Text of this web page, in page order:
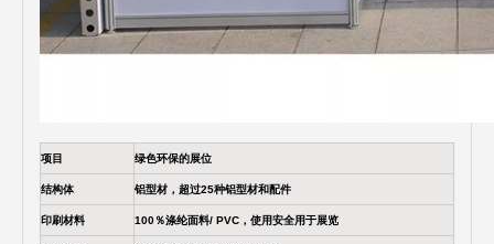
项目 绿色环保的展位
结构体 铝型材，超过25种铝型材和配件
印刷材料 100％涤纶面料/ PVC，使用安全用于展览